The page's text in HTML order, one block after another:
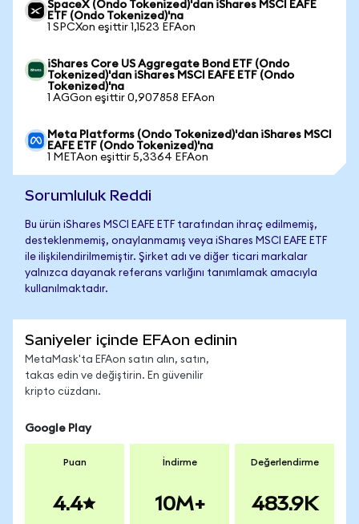
SpaceX (Ondo Tokenized)'dan iShares MSCI EAFE
ETF (Ondo Tokenized)'na
1 SPCXon eşittir 1,1523 EFAon
iShares Core US Aggregate Bond ETF (Ondo
Tokenized)'dan iShares MSCI EAFE ETF (Ondo
Tokenized)'na
1 AGGon eşittir 0,907858 EFAon
Meta Platforms (Ondo Tokenized)'dan iShares MSCI
EAFE ETF (Ondo Tokenized)'na
1 METAon eşittir 5,3364 EFAon
Sorumluluk Reddi
Bu ürün iShares MSCI EAFE ETF tarafından ihraç edilmemiş,
desteklenmemiş, onaylanmamış veya iShares MSCI EAFE ETF
ile ilişkilendirilmemiştir. Şirket adı ve diğer ticari markalar
yalnızca dayanak referans varlığını tanımlamak amacıyla
kullanılmaktadır.
Saniyeler içinde EFAon edinin
MetaMask'ta EFAon satın alın, satın,
takas edin ve değiştirin. En güvenilir
kripto cüzdanı.
Google Play
Puan
4.4
İndirme
10M+
Değerlendirme
483.9K